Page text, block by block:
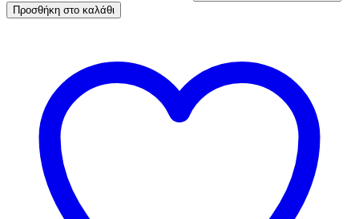
Προσθήκη στο καλάθι